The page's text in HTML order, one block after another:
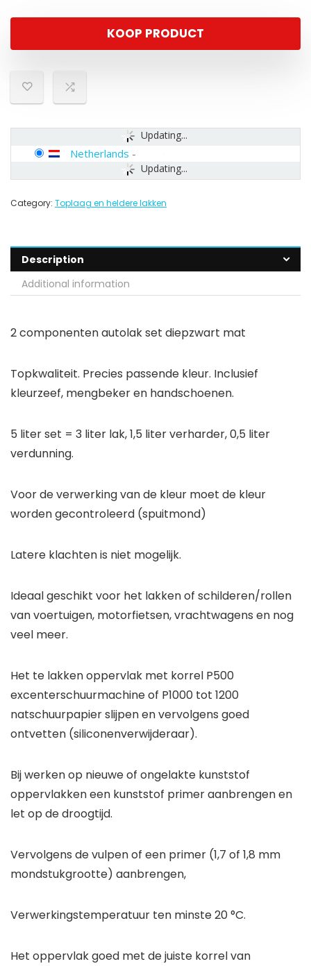
KOOP PRODUCT
Updating...
Updating...
Netherlands -
Category: Toplaag en heldere lakken
Description
Additional information
2 componenten autolak set diepzwart mat
Topkwaliteit. Precies passende kleur. Inclusief
kleurzeef, mengbeker en handschoenen.
5 liter set = 3 liter lak, 1,5 liter verharder, 0,5 liter
verdunning.
Voor de verwerking van de kleur moet de kleur
worden gecontroleerd (spuitmond)
Latere klachten is niet mogelijk.
Ideaal geschikt voor het lakken of schilderen/rollen
van voertuigen, motorfietsen, vrachtwagens en nog
veel meer.
Het te lakken oppervlak met korrel P500
excenterschuurmachine of P1000 tot 1200
natschuurpapier slijpen en vervolgens goed
ontvetten (siliconenverwijderaar).
Bij werken op nieuwe of ongelakte kunststof
oppervlakken een kunststof primer aanbrengen en
let op de droogtijd.
Vervolgens de vulpen of een primer (1,7 of 1,8 mm
mondstukgrootte) aanbrengen,
Verwerkingstemperatuur ten minste 20 °C.
Het oppervlak goed met de juiste korrel van